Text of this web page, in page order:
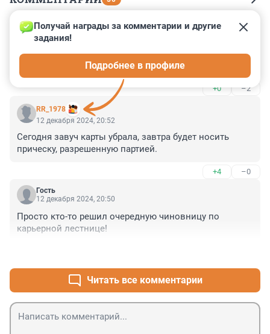
Гость
12 декабря 2024, 22:02
У родителей нет чувства юмора. Завуч пошутила, они
повелись как дети🤪
+0 –2
RR_1978
Получай награды за комментарии и другие
задания!
Подробнее в профиле
12 декабря 2024, 20:52
Сегодня завуч карты убрала, завтра будет носить
прическу, разрешенную партией.
+4 –0
Гость
12 декабря 2024, 20:50
Просто кто-то решил очередную чиновницу по
карьерной лестнице!
Читать все комментарии